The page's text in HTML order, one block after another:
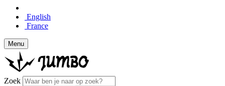
English
France
Menu
Zoek